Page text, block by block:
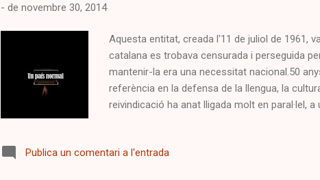
- de novembre 30, 2014
Aquesta entitat, creada l'11 de juliol de 1961,
catalana es trobava censurada i perseguida
mantenir-la era una necessitat nacional.50
referència en la defensa de la llengua, la
reivindicació ha anat lligada molt en paral·lel,
digitals,i ha multiplicat els seus seguidors a la
Publica un comentari a l'entrada